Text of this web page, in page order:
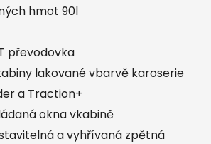
hmot 90l
převodovka
lakované vbarvě karoserie
a Traction+
okna vkabině
a vyhřívaná zpětná